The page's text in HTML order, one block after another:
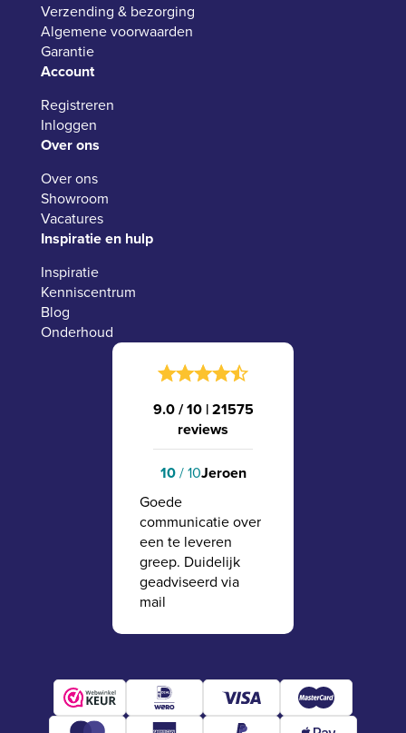
Verzending & bezorging
Algemene voorwaarden
Garantie
Account
Registreren
Inloggen
Over ons
Over ons
Showroom
Vacatures
Inspiratie en hulp
Inspiratie
Kenniscentrum
Blog
Onderhoud
9.0 / 10 |21575
reviews
10/ 10Jeroen
Goede
communicatie over
een te leveren
greep. Duidelijk
geadviseerd via
mail